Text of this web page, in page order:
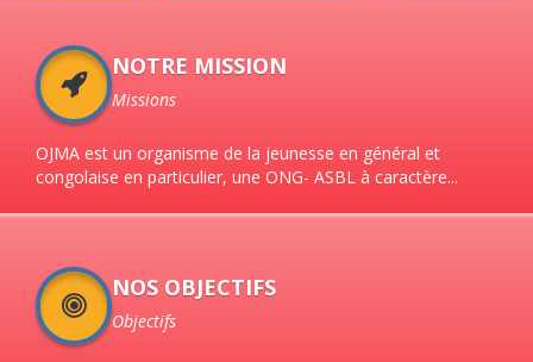
NOTRE MISSION
Missions
OJMA est un organisme de la jeunesse en général et
congolaise en particulier, une ONG- ASBL à caractère...
NOS OBJECTIFS
Objectifs